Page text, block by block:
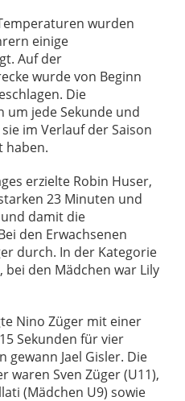
wurden
einige
Auf der
wurde von Beginn
Die
um jede Sekunde und
im Verlauf der Saison
haben.
erzielte Robin Huser,
23 Minuten und
damit die
den Erwachsenen
durch. In der Kategorie
bei den Mädchen war Lily
Nino Züger mit einer
Sekunden für vier
gewann Jael Gisler. Die
waren Sven Züger (U11),
(Mädchen U9) sowie